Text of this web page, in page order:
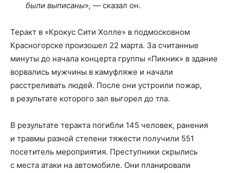
были выписаны», — сказал он.
Теракт в «Крокус Сити Холле» в подмосковном
Красногорске произошел 22 марта. За считанные
минуты до начала концерта группы «Пикник» в здание
ворвались мужчины в камуфляже и начали
расстреливать людей. После они устроили пожар,
в результате которого зал выгорел до тла.
В результате теракта погибли 145 человек, ранения
и травмы разной степени тяжести получили 551
посетитель мероприятия. Преступники скрылись
с места атаки на автомобиле. Они планировали